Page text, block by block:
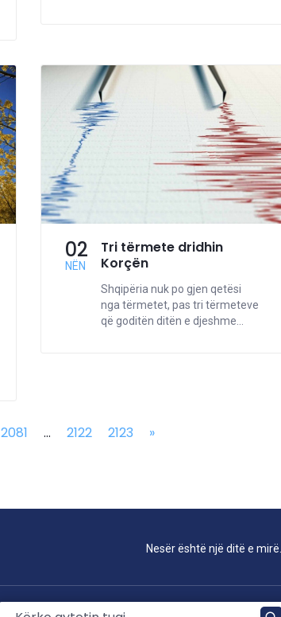
02
NËN
Tri tërmete dridhin
Korçën
Shqipëria nuk po gjen qetësi
nga tërmetet, pas tri tërmeteve
që goditën ditën e djeshme...
2081 ... 2122 2123 »
Nesër është një ditë e mirë...